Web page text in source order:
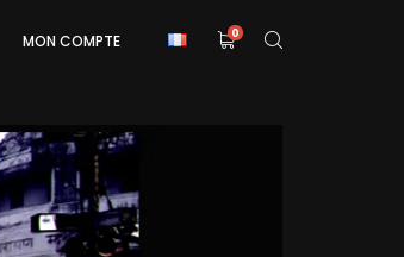
MON COMPTE 0